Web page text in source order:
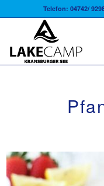
Telefon: 04742/